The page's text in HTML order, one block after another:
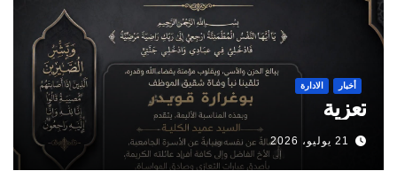
أخبار الادارة
تعزية
21 يوليو، 2026